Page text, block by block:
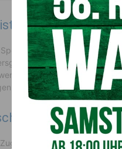
das Ziel des
für Menschen
Langfristig soll
Zusätzlich möchte ich
in die Region bringen, um
mit
zu einem